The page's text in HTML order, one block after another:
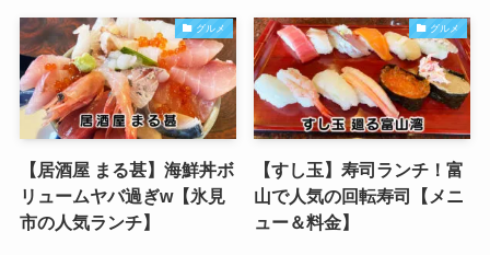
グルメ
【居酒屋 まる甚】海鮮丼ボ
リュームヤバ過ぎw【氷見
市の人気ランチ】
グルメ
【すし玉】寿司ランチ！富
山で人気の回転寿司【メニ
ュー＆料金】